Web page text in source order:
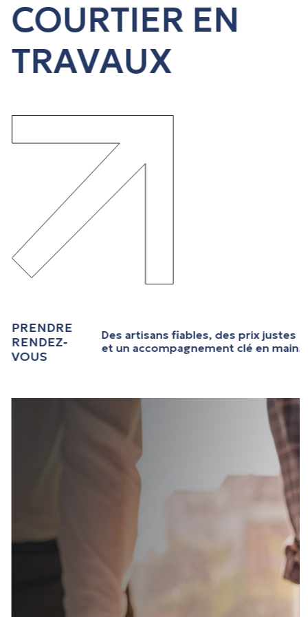
COURTIER EN
TRAVAUX
PRENDRE
RENDEZ-
VOUS
Des artisans fiables, des prix justes
et un accompagnement clé en main.